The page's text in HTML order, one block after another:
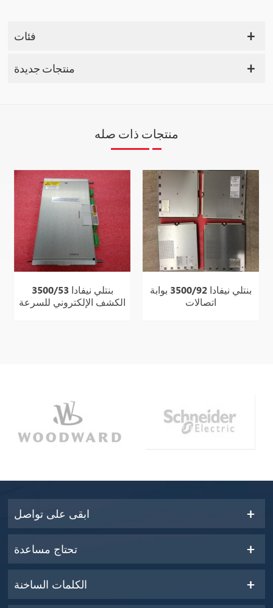
فئات
منتجات جديدة
منتجات ذات صله
بنتلي نيفادا 3500/53
الكشف الإلكتروني للسرعة
بنتلي نيفادا 3500/92 بوابة
اتصالات
ابقى على تواصل
تحتاج مساعدة
الكلمات الساخنة